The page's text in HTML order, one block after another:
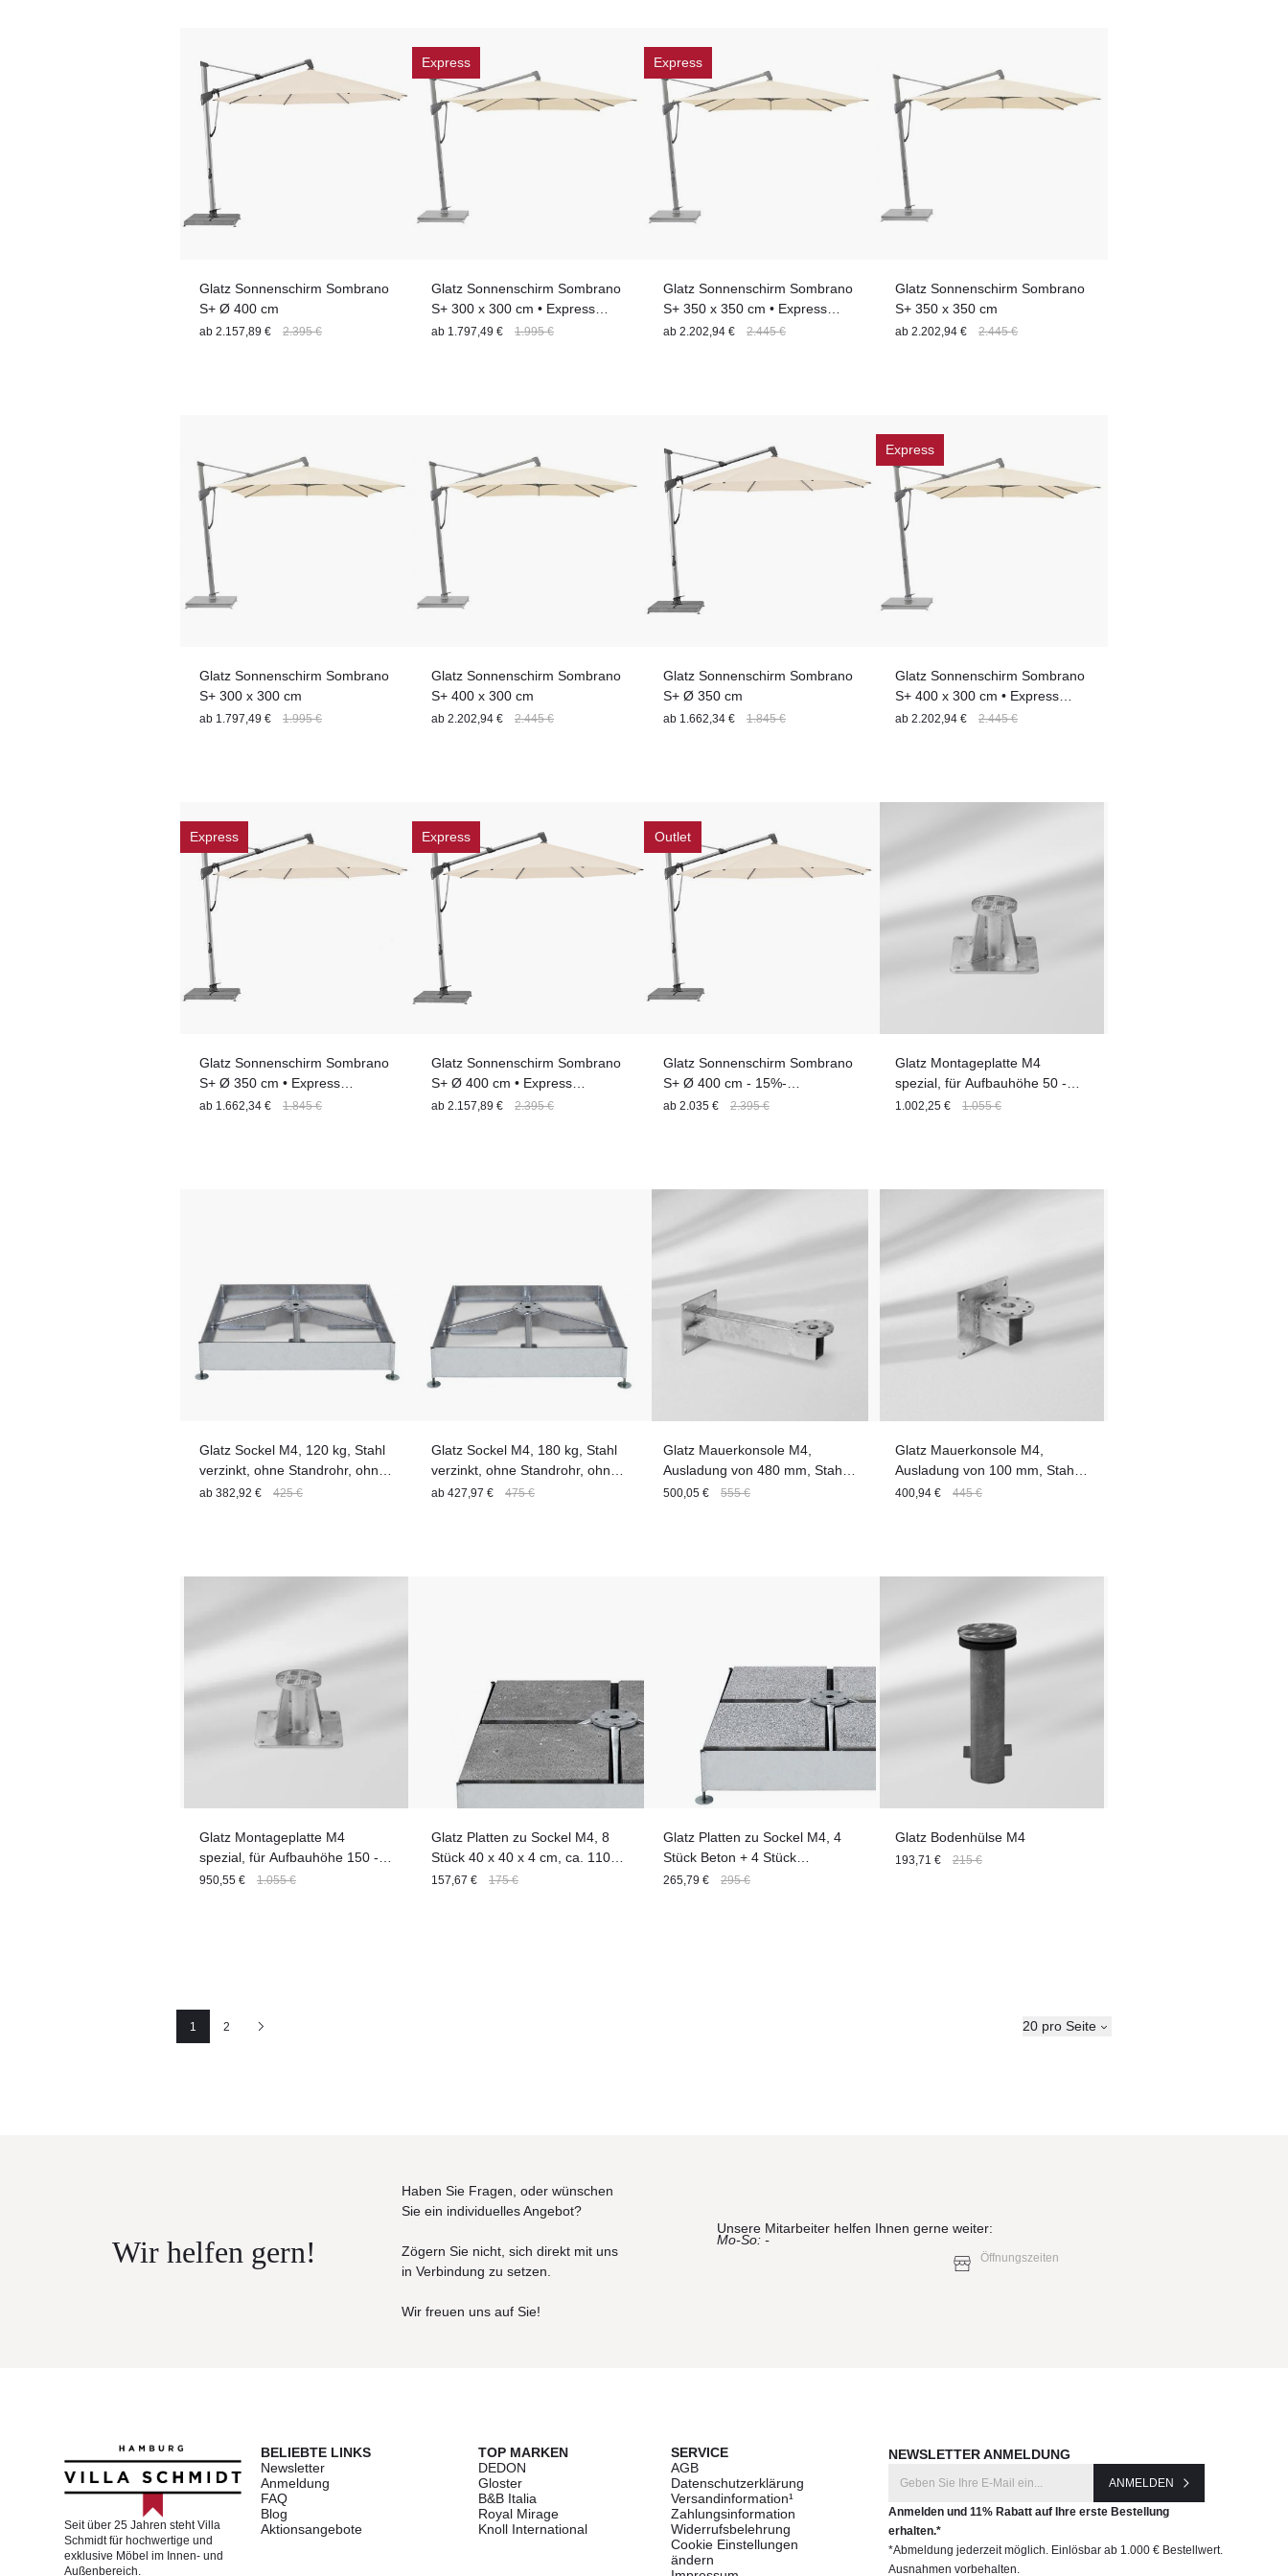
Glatz Sonnenschirm Sombrano
S+ Ø 400 cm
ab 2.157,89 € 2.395 €
Express
Glatz Sonnenschirm Sombrano
S+ 300 x 300 cm • Express
Lieferung
ab 1.797,49 € 1.995 €
Express
Glatz Sonnenschirm Sombrano
S+ 350 x 350 cm • Express
Lieferung
ab 2.202,94 € 2.445 €
Glatz Sonnenschirm Sombrano
S+ 350 x 350 cm
ab 2.202,94 € 2.445 €
Glatz Sonnenschirm Sombrano
S+ 300 x 300 cm
ab 1.797,49 € 1.995 €
Glatz Sonnenschirm Sombrano
S+ 400 x 300 cm
ab 2.202,94 € 2.445 €
Glatz Sonnenschirm Sombrano
S+ Ø 350 cm
ab 1.662,34 € 1.845 €
Express
Glatz Sonnenschirm Sombrano
S+ 400 x 300 cm • Express
Lieferung
ab 2.202,94 € 2.445 €
Express
Glatz Sonnenschirm Sombrano
S+ Ø 350 cm • Express
Lieferung
ab 1.662,34 € 1.845 €
Express
Glatz Sonnenschirm Sombrano
S+ Ø 400 cm • Express
Lieferung
ab 2.157,89 € 2.395 €
Outlet
Glatz Sonnenschirm Sombrano
S+ Ø 400 cm - 15%-
Outletrabatt ||
ab 2.035 € 2.395 €
Glatz Montageplatte M4
spezial, für Aufbauhöhe 50 -
149 mm, Stahl verzinkt
1.002,25 € 1.055 €
Glatz Sockel M4, 120 kg, Stahl
verzinkt, ohne Standrohr, ohne
Platten
ab 382,92 € 425 €
Glatz Sockel M4, 180 kg, Stahl
verzinkt, ohne Standrohr, ohne
Platten
ab 427,97 € 475 €
Glatz Mauerkonsole M4,
Ausladung von 480 mm, Stahl
verzinkt
500,05 € 555 €
Glatz Mauerkonsole M4,
Ausladung von 100 mm, Stahl
verzinkt
400,94 € 445 €
Glatz Montageplatte M4
spezial, für Aufbauhöhe 150 -
350 mm, Stahl verzinkt
950,55 € 1.055 €
Glatz Platten zu Sockel M4, 8
Stück 40 x 40 x 4 cm, ca. 110
kg Beton
157,67 € 175 €
Glatz Platten zu Sockel M4, 4
Stück Beton + 4 Stück
granitpoliert 40 x 40 x 4 cm, ca.
265,79 € 295 €
Glatz Bodenhülse M4
193,71 € 215 €
Seite
1
Seite
2
Nächste 20 pro Seite
Wir helfen gern!
Haben Sie Fragen, oder wünschen
Sie ein individuelles Angebot?
Zögern Sie nicht, sich direkt mit uns
in Verbindung zu setzen.
Wir freuen uns auf Sie!
Unsere Mitarbeiter helfen Ihnen gerne weiter:
Mo-So: -
Öffnungszeiten
Seit über 25 Jahren steht Villa
Schmidt für hochwertige und
exklusive Möbel im Innen- und
Außenbereich.
BELIEBTE LINKS
Newsletter
Anmeldung
FAQ
Blog
Aktionsangebote
TOP MARKEN
DEDON
Gloster
B&B Italia
Royal Mirage
Knoll International
SERVICE
AGB
Datenschutzerklärung
Versandinformation¹
Zahlungsinformation
Widerrufsbelehrung
Cookie Einstellungen
ändern
NEWSLETTER ANMELDUNG
ANMELDEN
Anmelden und 11% Rabatt auf Ihre erste Bestellung
erhalten.*
*Abmeldung jederzeit möglich. Einlösbar ab 1.000 € Bestellwert.
Ausnahmen vorbehalten.